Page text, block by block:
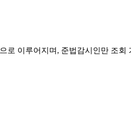
이루어지며, 준법감시인만 조회